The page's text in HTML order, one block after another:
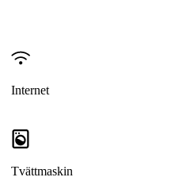
Internet
Tvättmaskin